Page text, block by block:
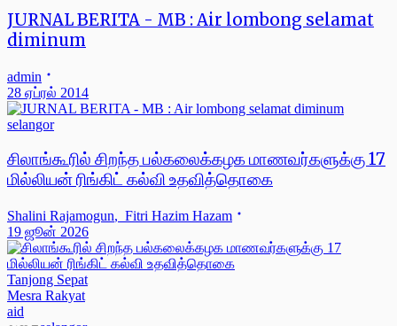
JURNAL BERITA - MB : Air lombong selamat
diminum
admin
28 ஏப்ரல் 2014
selangor
சிலாங்கூரில் சிறந்த பல்கலைக்கழக மாணவர்களுக்கு 17
மில்லியன் ரிங்கிட் கல்வி உதவித்தொகை
Shalini Rajamogun, Fitri Hazim Hazam
19 ஜூன் 2026
Tanjong Sepat
Mesra Rakyat
aid